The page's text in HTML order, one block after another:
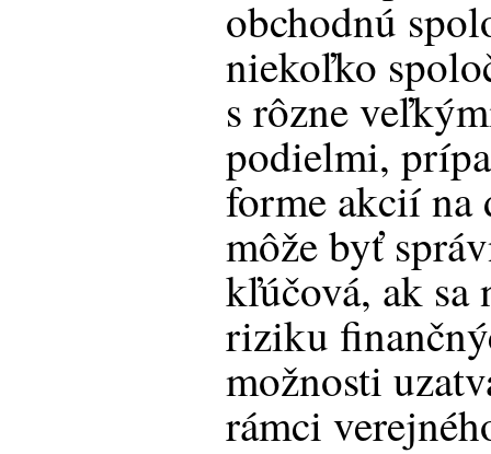
obchodnú
niekoľko
s rôzne
podielmi,
forme akcií
môže byť
kľúčová, ak sa
riziku
možnosti
rámci